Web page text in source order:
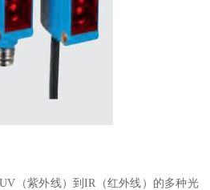
（紫外线）到IR（红外线）的多种光